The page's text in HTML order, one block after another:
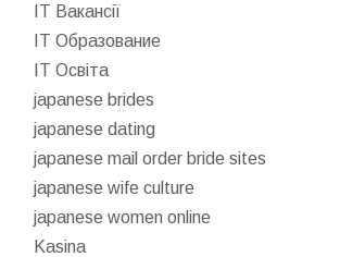
IT Вакансії
IT Образование
IT Освіта
japanese brides
japanese dating
japanese mail order bride sites
japanese wife culture
japanese women online
Kasina